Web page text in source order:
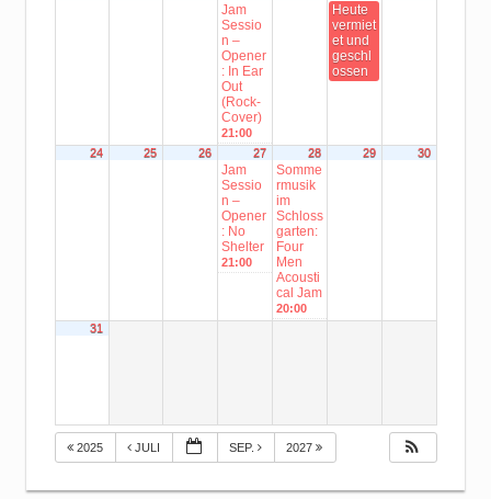
Jam
Sessio
n –
Opener
: In Ear
Out
(Rock-
Cover)
21:00
Heute
vermiet
et und
geschl
ossen
24 25 26 27
Jam
Sessio
n –
Opener
: No
Shelter
21:00
28
Somme
rmusik
im
Schloss
garten:
Four
Men
Acousti
cal Jam
20:00
29 30
31
2025 JULI SEP. 2027